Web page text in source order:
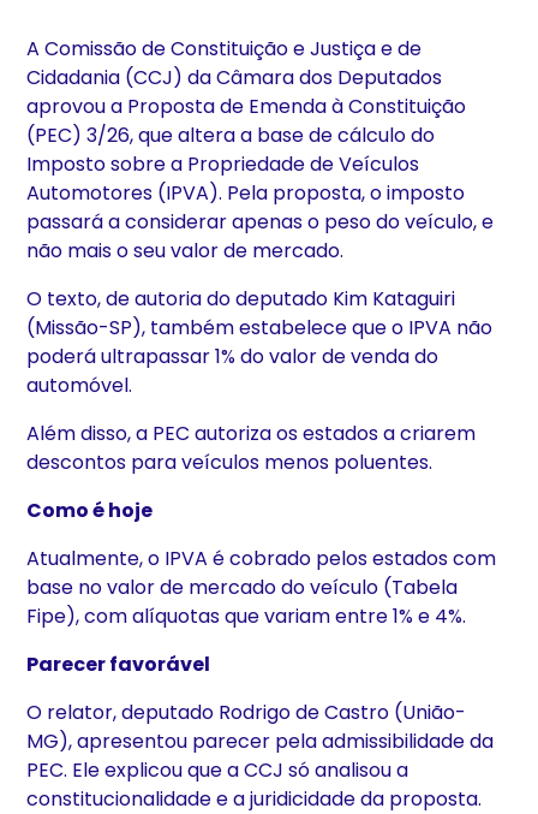
A Comissão de Constituição e Justiça e de
Cidadania (CCJ) da Câmara dos Deputados
aprovou a Proposta de Emenda à Constituição
(PEC) 3/26, que altera a base de cálculo do
Imposto sobre a Propriedade de Veículos
Automotores (IPVA). Pela proposta, o imposto
passará a considerar apenas o peso do veículo, e
não mais o seu valor de mercado.
O texto, de autoria do deputado Kim Kataguiri
(Missão-SP), também estabelece que o IPVA não
poderá ultrapassar 1% do valor de venda do
automóvel.
Além disso, a PEC autoriza os estados a criarem
descontos para veículos menos poluentes.
Como é hoje
Atualmente, o IPVA é cobrado pelos estados com
base no valor de mercado do veículo (Tabela
Fipe), com alíquotas que variam entre 1% e 4%.
Parecer favorável
O relator, deputado Rodrigo de Castro (União-
MG), apresentou parecer pela admissibilidade da
PEC. Ele explicou que a CCJ só analisou a
constitucionalidade e a juridicidade da proposta.